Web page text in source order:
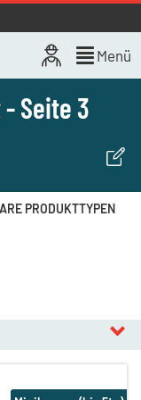
Menü
Seite 3
PRODUKTTYPEN